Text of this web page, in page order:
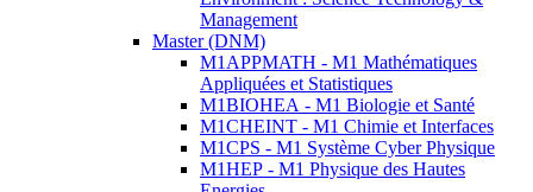
Management
Master (DNM)
M1APPMATH - M1 Mathématiques
Appliquées et Statistiques
M1BIOHEA - M1 Biologie et Santé
M1CHEINT - M1 Chimie et Interfaces
M1CPS - M1 Système Cyber Physique
M1HEP - M1 Physique des Hautes